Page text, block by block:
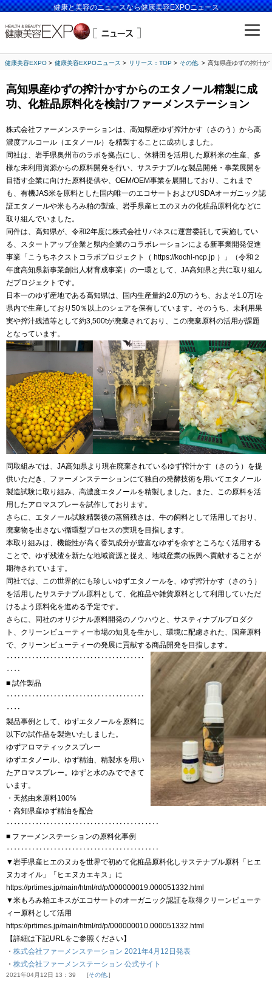
健康と美容のニュースなら健康美容EXPOニュース
健康美容EXPO 健康美容EXPOニュース リリース：TOP その他. 高知県産ゆずの搾汁か
高知県産ゆずの搾汁かすからのエタノール精製に成
功、化粧品原料化を検討/ファーメンステーション
株式会社ファーメンステーションは、高知県産ゆず搾汁かす（さのう）から高
濃度アルコール（エタノール）を精製することに成功しました。
同社は、岩手県奥州市のラボを拠点にし、休耕田を活用した原料米の生産、多
様な未利用資源からの原料開発を行い、サステナブルな製品開発・事業展開を
目指す企業に向けた原料提供や、OEM/OEM事業を展開しており、これまで
も、有機JAS米を原料とした国内唯一のエコサートおよびUSDAオーガニック認
証エタノールや米もろみ粕の製造、岩手県産ヒエのヌカの化粧品原料化などに
取り組んでいました。
同件は、高知県が、令和2年度に株式会社リバネスに運営委託して実施してい
る、スタートアップ企業と県内企業のコラボレーションによる新事業開発促進
事業「こうちネクストコラボプロジェクト（ https://kochi-ncp.jp ）」（令和２
年度高知県新事業創出人材育成事業）の一環として、JA高知県と共に取り組ん
だプロジェクトです。
日本一のゆず産地である高知県は、国内生産量約2.0万tのうち、およそ1.0万tを
県内で生産しており50％以上のシェアを保有しています。そのうち、未利用果
実や搾汁残渣等として約3,500tが廃棄されており、この廃棄原料の活用が課題
となっています。
同取組みでは、JA高知県より現在廃棄されているゆず搾汁かす（さのう）を提
供いただき、ファーメンステーションにて独自の発酵技術を用いてエタノール
製造試験に取り組み、高濃度エタノールを精製しました。また、この原料を活
用したアロマスプレーを試作しております。
さらに、エタノール試験精製後の蒸留残さは、牛の飼料として活用しており、
廃棄物を出さない循環型プロセスの実現を目指します。
本取り組みは、機能性が高く香気成分が豊富なゆずを余すところなく活用する
ことで、ゆず残渣を新たな地域資源と捉え、地域産業の振興へ貢献することが
期待されています。
同社では、この世界的にも珍しいゆずエタノールを、ゆず搾汁かす（さのう）
を活用したサステナブル原料として、化粧品や雑貨原料として利用していただ
けるよう原料化を進める予定です。
さらに、同社のオリジナル原料開発のノウハウと、サスティナブルプロダク
ト、クリーンビューティー市場の知見を生かし、環境に配慮された、国産原料
で、クリーンビューティーの発展に貢献する商品開発を目指します。
‥‥‥‥‥‥‥‥‥‥‥‥‥‥‥‥‥‥‥
‥‥
■ 試作製品
‥‥‥‥‥‥‥‥‥‥‥‥‥‥‥‥‥‥‥
‥‥
製品事例として、ゆずエタノールを原料に
以下の試作品を製造いたしました。
ゆずアロマティックスプレー
ゆずエタノール、ゆず精油、精製水を用い
たアロマスプレー。ゆずと水のみでできて
います。
・天然由来原料100%
・高知県産ゆず精油を配合
‥‥‥‥‥‥‥‥‥‥‥‥‥‥‥‥‥‥‥‥‥
■ ファーメンステーションの原料化事例
‥‥‥‥‥‥‥‥‥‥‥‥‥‥‥‥‥‥‥‥‥
▼岩手県産ヒエのヌカを世界で初めて化粧品原料化しサステナブル原料「ヒエ
ヌカオイル」「ヒエヌカエキス」に
https://prtimes.jp/main/html/rd/p/000000019.000051332.html
▼米もろみ粕エキスがエコサートのオーガニック認証を取得クリーンビューテ
ィー原料として活用
https://prtimes.jp/main/html/rd/p/000000010.000051332.html
【詳細は下記URLをご参照ください】
・ 株式会社ファーメンステーション 2021年4月12日発表
・ 株式会社ファーメンステーション 公式サイト
2021年04月12日 13：39 その他.